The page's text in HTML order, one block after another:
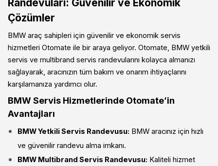
Randevuları: Güvenilir ve Ekonomik
Çözümler
BMW araç sahipleri için güvenilir ve ekonomik servis
hizmetleri Otomate ile bir araya geliyor. Otomate, BMW yetkili
servis ve multibrand servis randevularını kolayca almanızı
sağlayarak, aracınızın tüm bakım ve onarım ihtiyaçlarını
karşılamanıza yardımcı olur.
BMW Servis Hizmetlerinde Otomate’in
Avantajları
BMW Yetkili Servis Randevusu: BMW aracınız için hızlı
ve güvenilir randevu alma imkanı.
BMW Multibrand Servis Randevusu: Kaliteli hizmet